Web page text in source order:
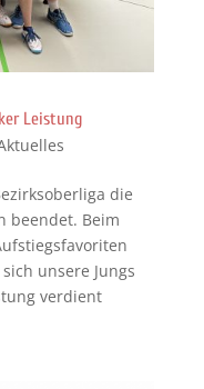
Leistung
die
beendet. Beim
unsere Jungs
verdient